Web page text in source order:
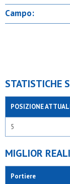
Campo:
STATISTICHE
POSIZIONE
5
MIGLIOR
Portiere